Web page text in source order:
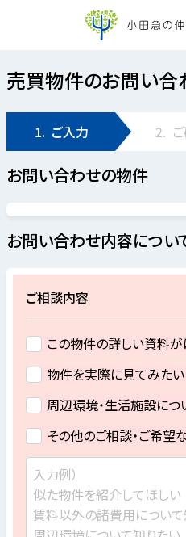
売買物件のお問い合
1. ご入力 2.
お問い合わせの物件
お問い合わせ内容につい
ご相談内容
この物件の詳しい資料が
物件を実際に見てみたい
周辺環境・生活施設につ
その他のご相談・ご希望